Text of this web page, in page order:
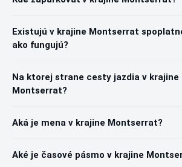
Existujú v krajine Montserrat
ako fungujú?
Na ktorej strane cesty jazdia v krajine
Montserrat?
Aká je mena v krajine Montserrat?
Aké je časové pásmo v krajine